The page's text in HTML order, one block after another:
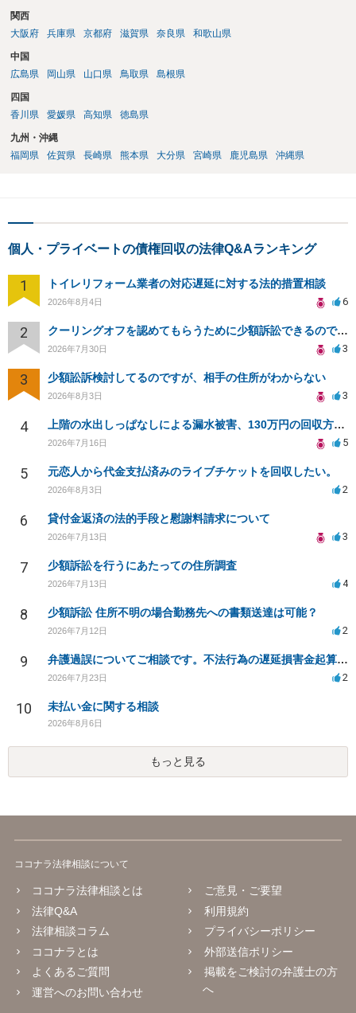
関西
大阪府
兵庫県 京都府 滋賀県 奈良県 和歌山県
中国
広島県
岡山県 山口県 鳥取県 島根県
四国
香川県
愛媛県 高知県 徳島県
九州・沖縄
福岡県
佐賀県 長崎県 熊本県 大分県 宮崎県 鹿児島県 沖縄県
個人・プライベートの債権回収の法律Q&Aランキング
1 トイレリフォーム業者の対応遅延に対する法的措置相談
2026年8月4日 6
2 クーリングオフを認めてもらうために少額訴訟できるのでしょうか。
2026年7月30日 3
3 少額訟訴検討してるのですが、相手の住所がわからない
2026年8月3日 3
4 上階の水出しっぱなしによる漏水被害、130万円の回収方法を相談したい
2026年7月16日 5
5 元恋人から代金支払済みのライブチケットを回収したい。
2026年8月3日 2
6 貸付金返済の法的手段と慰謝料請求について
2026年7月13日 3
7 少額訴訟を行うにあたっての住所調査
2026年7月13日 4
8 少額訴訟 住所不明の場合勤務先への書類送達は可能？
2026年7月12日 2
9 弁護過誤についてご相談です。不法行為の遅延損害金起算日について。
2026年7月23日 2
10 未払い金に関する相談
2026年8月6日
もっと見る
ココナラ法律相談について
ココナラ法律相談とは
法律Q&A
法律相談コラム
ココナラとは
よくあるご質問
運営へのお問い合わせ
ご意見・ご要望
利用規約
プライバシーポリシー
外部送信ポリシー
掲載をご検討の弁護士の方
へ